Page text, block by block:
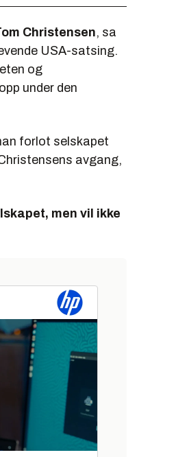
Christensen, sa
USA-satsing.
og
under den
forlot selskapet
avgang,
men vil ikke